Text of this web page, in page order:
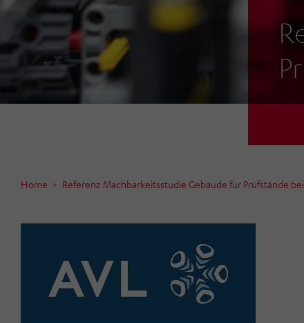
Home Referenz Machbarkeitsstudie Gebäude für Prüfstände